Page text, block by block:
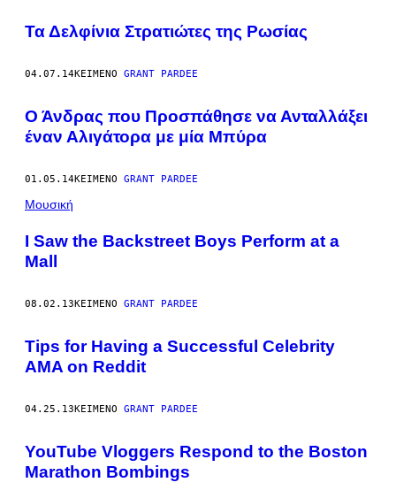
Τα Δελφίνια Στρατιώτες της Ρωσίας
04.07.14ΚΕΊΜΕΝΟ GRANT PARDEE
Ο Άνδρας που Προσπάθησε να Ανταλλάξει
έναν Αλιγάτορα με μία Μπύρα
01.05.14ΚΕΊΜΕΝΟ GRANT PARDEE
Μουσική
I Saw the Backstreet Boys Perform at a
Mall
08.02.13ΚΕΊΜΕΝΟ GRANT PARDEE
Tips for Having a Successful Celebrity
AMA on Reddit
04.25.13ΚΕΊΜΕΝΟ GRANT PARDEE
YouTube Vloggers Respond to the Boston
Marathon Bombings